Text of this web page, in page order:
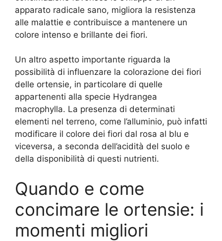
apparato radicale sano, migliora la resistenza
alle malattie e contribuisce a mantenere un
colore intenso e brillante dei fiori.
Un altro aspetto importante riguarda la
possibilità di influenzare la colorazione dei fiori
delle ortensie, in particolare di quelle
appartenenti alla specie Hydrangea
macrophylla. La presenza di determinati
elementi nel terreno, come l’alluminio, può infatti
modificare il colore dei fiori dal rosa al blu e
viceversa, a seconda dell’acidità del suolo e
della disponibilità di questi nutrienti.
Quando e come
concimare le ortensie: i
momenti migliori